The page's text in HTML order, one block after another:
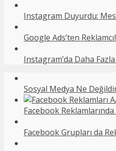
Instagram Duyurdu:
Google Ads’ten
Instagram’da Daha
Sosyal Medya Ne
Facebook
Facebook Grupları da